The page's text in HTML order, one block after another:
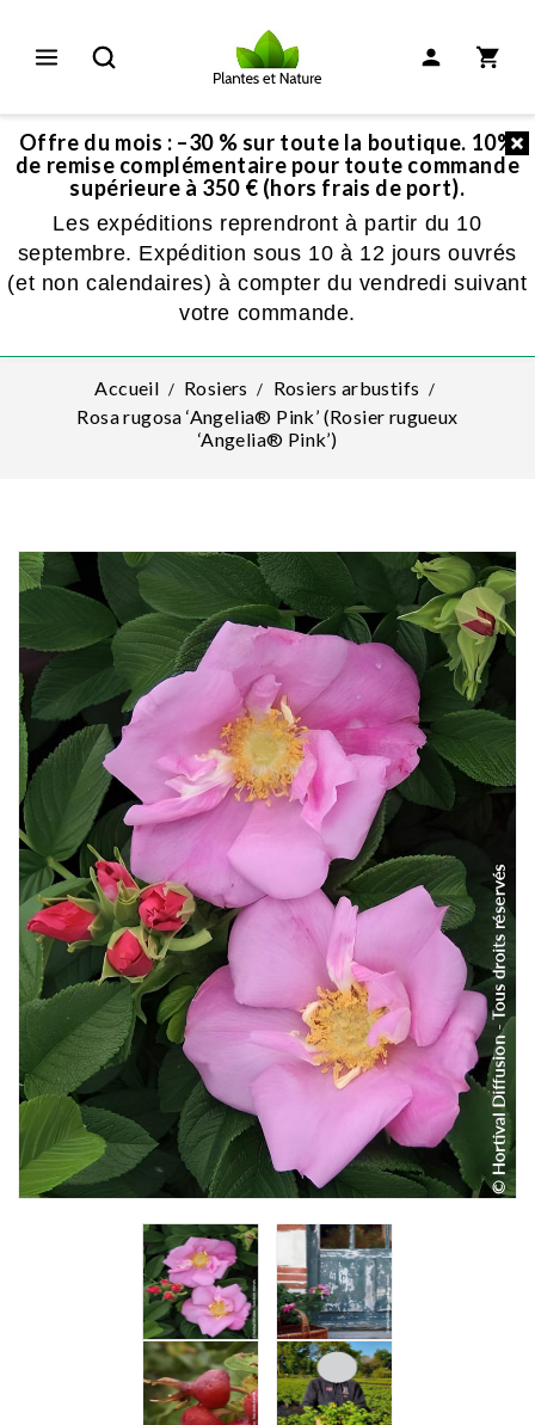
Offre du mois : –30 % sur toute la boutique. 10%
de remise complémentaire pour toute commande
supérieure à 350 € (hors frais de port).
Les expéditions reprendront à partir du 10
septembre. Expédition sous 10 à 12 jours ouvrés
(et non calendaires) à compter du vendredi suivant
votre commande.
Accueil Rosiers
Rosiers arbustifs
Rosa rugosa ‘Angelia® Pink’ (Rosier rugueux
‘Angelia® Pink’)